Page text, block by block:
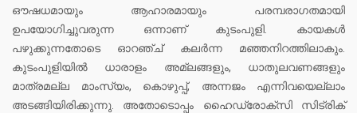
ഔഷധമായും ആഹാരമായും പരമ്പരാഗതമായി
ഉപയോഗിച്ചുവരുന്ന ഒന്നാണ് കുടംപുളി. കായകൾ
പഴുക്കുന്നതോ‌ടെ ഓറഞ്ച് കലർന്ന മഞ്ഞനിറത്തിലാകും.
കുടംപുളിയിൽ ധാരാളം അമ്ലങ്ങളും, ധാതുലവണങ്ങളും
മാത്രമല്ല മാംസ്യം, കൊഴുപ്പ്, അന്നജം എന്നിവയെല്ലാം
അടങ്ങിയിരിക്കുന്നു. അതോടൊപ്പം ഹൈഡ്രോക്സി സിട്രിക്